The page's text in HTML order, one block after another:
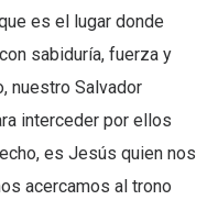
es el lugar donde
sabiduría, fuerza y
nuestro Salvador
interceder por ellos
es Jesús quien nos
acercamos al trono